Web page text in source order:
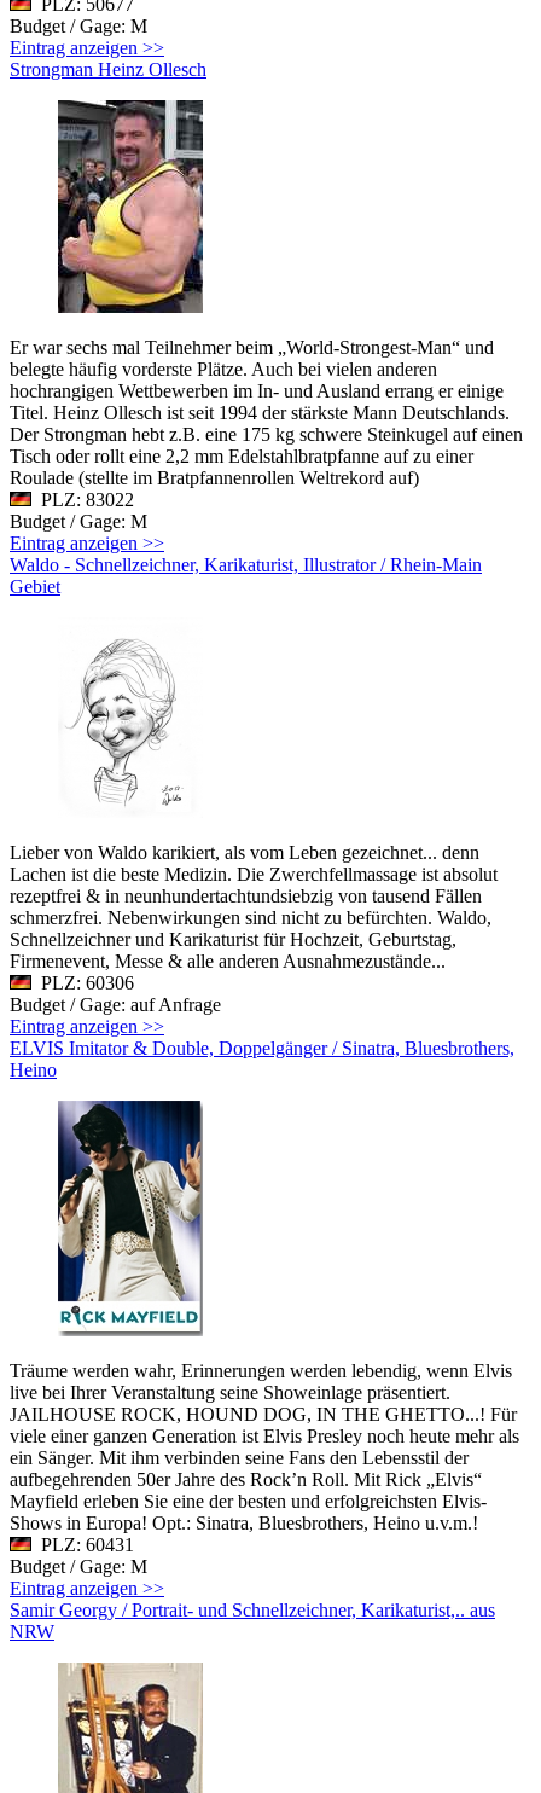
Budget / Gage: M
Eintrag anzeigen >>
Strongman Heinz Ollesch
Er war sechs mal Teilnehmer beim „World-Strongest-Man“ und
belegte häufig vorderste Plätze. Auch bei vielen anderen
hochrangigen Wettbewerben im In- und Ausland errang er einige
Titel. Heinz Ollesch ist seit 1994 der stärkste Mann Deutschlands.
Der Strongman hebt z.B. eine 175 kg schwere Steinkugel auf einen
Tisch oder rollt eine 2,2 mm Edelstahlbratpfanne auf zu einer
Roulade (stellte im Bratpfannenrollen Weltrekord auf)
PLZ: 83022
Budget / Gage: M
Eintrag anzeigen >>
Waldo - Schnellzeichner, Karikaturist, Illustrator / Rhein-Main
Gebiet
Lieber von Waldo karikiert, als vom Leben gezeichnet... denn
Lachen ist die beste Medizin. Die Zwerchfellmassage ist absolut
rezeptfrei & in neunhundertachtundsiebzig von tausend Fällen
schmerzfrei. Nebenwirkungen sind nicht zu befürchten. Waldo,
Schnellzeichner und Karikaturist für Hochzeit, Geburtstag,
Firmenevent, Messe & alle anderen Ausnahmezustände...
PLZ: 60306
Budget / Gage: auf Anfrage
Eintrag anzeigen >>
ELVIS Imitator & Double, Doppelgänger / Sinatra, Bluesbrothers,
Heino
Träume werden wahr, Erinnerungen werden lebendig, wenn Elvis
live bei Ihrer Veranstaltung seine Showeinlage präsentiert.
JAILHOUSE ROCK, HOUND DOG, IN THE GHETTO...! Für
viele einer ganzen Generation ist Elvis Presley noch heute mehr als
ein Sänger. Mit ihm verbinden seine Fans den Lebensstil der
aufbegehrenden 50er Jahre des Rock’n Roll. Mit Rick „Elvis“
Mayfield erleben Sie eine der besten und erfolgreichsten Elvis-
Shows in Europa! Opt.: Sinatra, Bluesbrothers, Heino u.v.m.!
PLZ: 60431
Budget / Gage: M
Eintrag anzeigen >>
Samir Georgy / Portrait- und Schnellzeichner, Karikaturist,.. aus
NRW